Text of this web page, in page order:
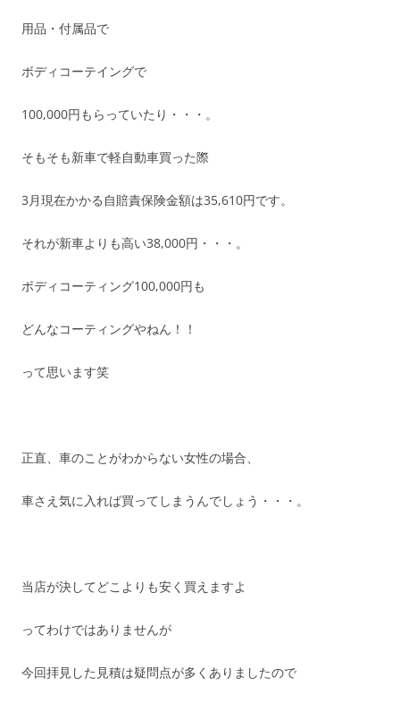
用品・付属品で
ボディコーテイングで
100,000円もらっていたり・・・。
そもそも新車で軽自動車買った際
3月現在かかる自賠責保険金額は35,610円です。
それが新車よりも高い38,000円・・・。
ボディコーティング100,000円も
どんなコーティングやねん！！
って思います笑
正直、車のことがわからない女性の場合、
車さえ気に入れば買ってしまうんでしょう・・・。
当店が決してどこよりも安く買えますよ
ってわけではありませんが
今回拝見した見積は疑問点が多くありましたので